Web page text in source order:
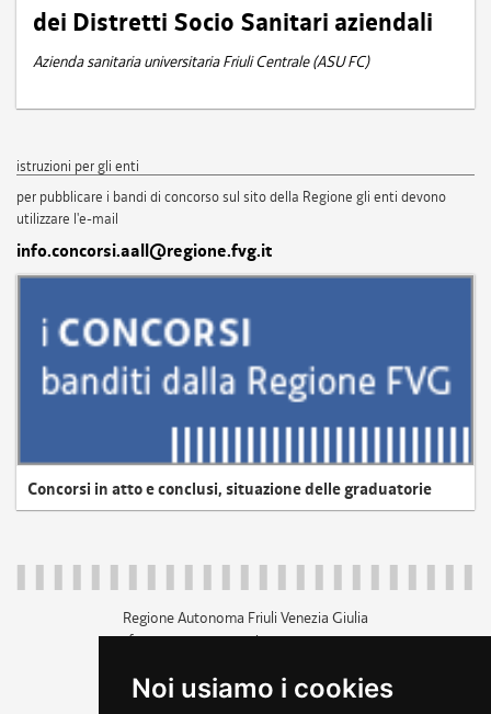
Noi usiamo i cookies
dei Distretti Socio Sanitari aziendali
Azienda sanitaria universitaria Friuli Centrale (ASU FC)
istruzioni per gli enti
per pubblicare i bandi di concorso sul sito della Regione gli enti devono
utilizzare l'e-mail
info.concorsi.aall@regione.fvg.it
Concorsi in atto e conclusi, situazione delle graduatorie
Regione Autonoma Friuli Venezia Giulia
c.f. 80014930327; p.iva 00526040324
+39 040 3771111